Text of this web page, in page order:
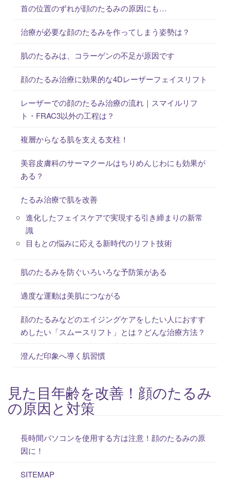
首の位置のずれが顔のたるみの原因にも…
治療が必要な顔のたるみを作ってしまう姿勢は？
肌のたるみは、コラーゲンの不足が原因です
顔のたるみ治療に効果的な4Dレーザーフェイスリフト
レーザーでの顔のたるみ治療の流れ｜スマイルリフ
ト・FRAC3以外の工程は？
複層からなる肌を支える支柱！
美容皮膚科のサーマクールはちりめんじわにも効果が
ある？
たるみ治療で肌を改善
進化したフェイスケアで実現する引き締まりの新常
識
目もとの悩みに応える新時代のリフト技術
肌のたるみを防ぐいろいろな予防策がある
適度な運動は美肌につながる
顔のたるみなどのエイジングケアをしたい人におすす
めしたい「スムースリフト」とは？どんな治療方法？
澄んだ印象へ導く肌習慣
見た目年齢を改善！顔のたるみ
の原因と対策
長時間パソコンを使用する方は注意！顔のたるみの原
因に！
SITEMAP